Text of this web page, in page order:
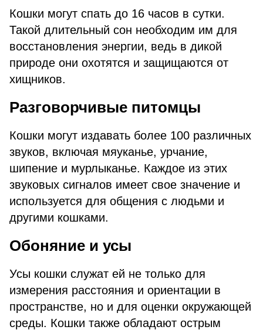
Кошки могут спать до 16 часов в сутки.
Такой длительный сон необходим им для
восстановления энергии, ведь в дикой
природе они охотятся и защищаются от
хищников.
Разговорчивые питомцы
Кошки могут издавать более 100 различных
звуков, включая мяуканье, урчание,
шипение и мурлыканье. Каждое из этих
звуковых сигналов имеет свое значение и
используется для общения с людьми и
другими кошками.
Обоняние и усы
Усы кошки служат ей не только для
измерения расстояния и ориентации в
пространстве, но и для оценки окружающей
среды. Кошки также обладают острым